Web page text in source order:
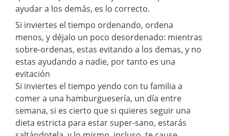
ayudar a los demás, es lo correcto.
Si inviertes el tiempo ordenando, ordena
menos, y déjalo un poco desordenado: mientras
sobre-ordenas, estas evitando a los demas, y no
estas ayudando a nadie, por tanto es una
evitación
Si inviertes el tiempo yendo con tu familia a
comer a una hamburguesería, un día entre
semana, si es cierto que si quieres seguir una
dieta estricta para estar super-sano, estarás